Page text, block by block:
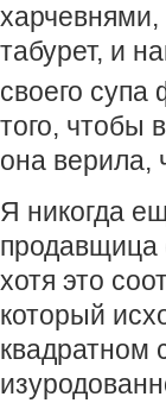
харчевнями,
табурет, и
своего супа
того, чтобы
она верила,
Я никогда
продавщица
хотя это
который
квадратном